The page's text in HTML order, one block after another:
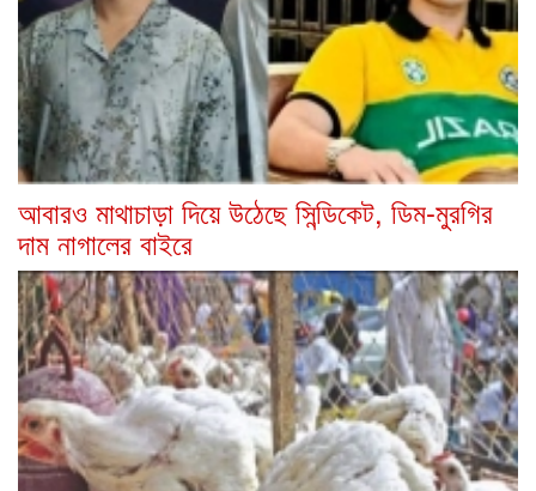
আবারও মাথাচাড়া দিয়ে উঠেছে সিন্ডিকেট, ডিম-মুরগির
দাম নাগালের বাইরে